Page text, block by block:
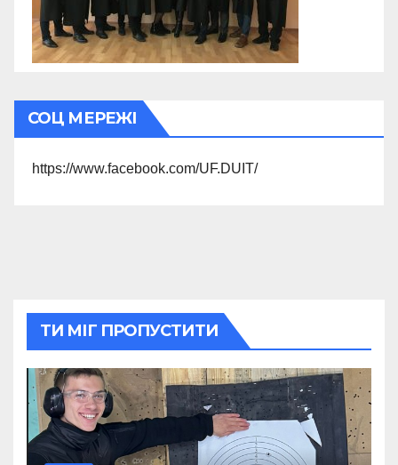
СОЦ МЕРЕЖІ
https://www.facebook.com/UF.DUIT/
ТИ МІГ ПРОПУСТИТИ